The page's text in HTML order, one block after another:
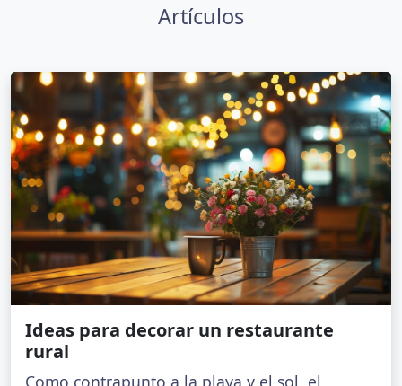
Artículos
Ideas para decorar un restaurante
rural
Como contrapunto a la playa y el sol, el